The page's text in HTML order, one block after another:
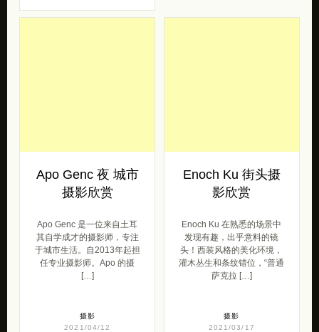
Apo Genc 夜 城市
摄影欣赏
Apo Genc 是一位来自土耳
其自学成才的摄影师，专注
于城市生活。自2013年起担
任专业摄影师。Apo 的摄
[…]
摄影
2021/04/12
Enoch Ku 街头摄
影欣赏
Enoch Ku 在熟悉的场景中
发现有趣，出乎意料的镜
头！西装风格的美化环境，
灌木丛生和条纹错位，“普通
萨克拉 […]
摄影
2021/03/17